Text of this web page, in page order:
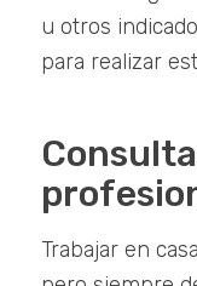
u otros
para realizar
Trabajar en